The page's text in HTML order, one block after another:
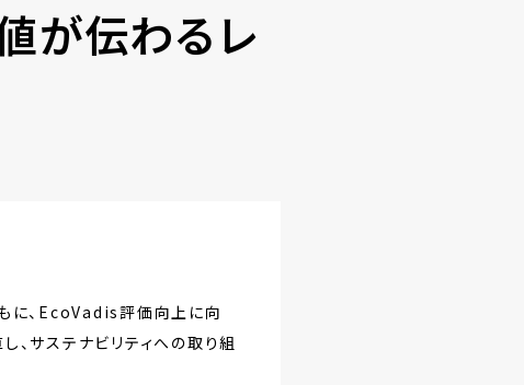
が伝わるレ
に、EcoVadis評価向上に向
、サステナビリティへの取り組